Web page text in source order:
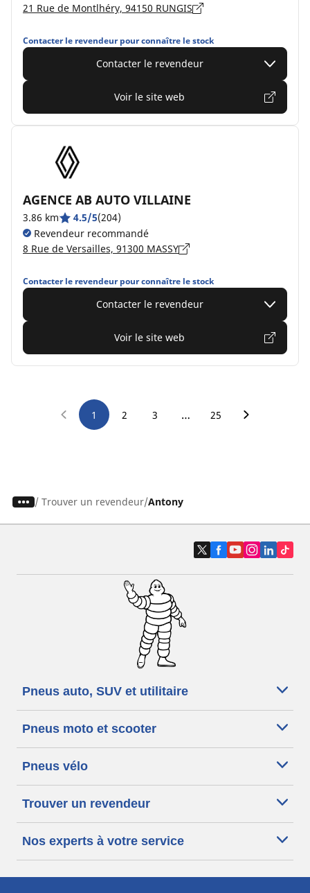
21 Rue de Montlhéry, 94150 RUNGIS
Contacter le revendeur pour connaître le stock
Contacter le revendeur
Voir le site web
AGENCE AB AUTO VILLAINE
3.86 km 4.5/5(204)
Revendeur recommandé
8 Rue de Versailles, 91300 MASSY
Contacter le revendeur pour connaître le stock
Contacter le revendeur
Voir le site web
1 2 3 … 25
/ Trouver un revendeur Antony
Pneus auto, SUV et utilitaire
Pneus moto et scooter
Pneus vélo
Trouver un revendeur
Nos experts à votre service